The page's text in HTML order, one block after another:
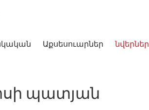
Աքսեսուարներ նվերներ
պատյան